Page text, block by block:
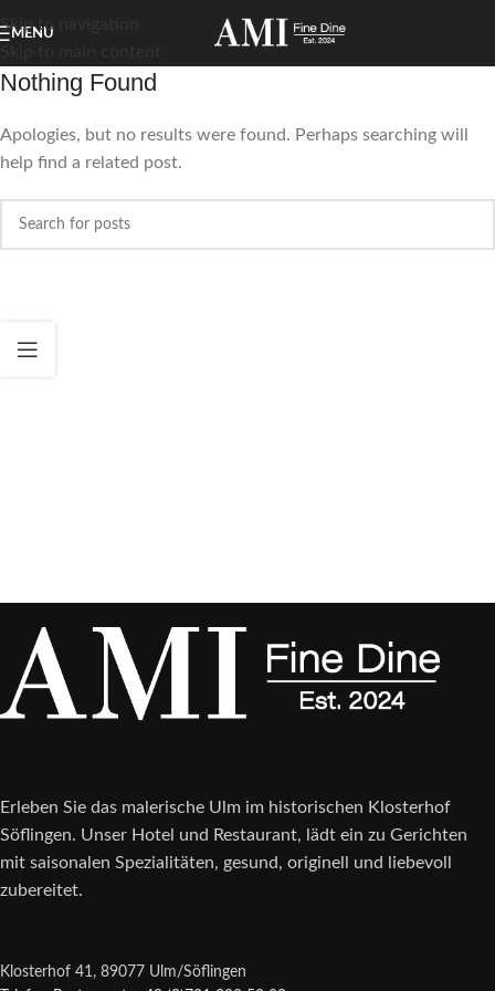
Skip to navigation
MENU
Nothing Found
Apologies, but no results were found. Perhaps searching will
help find a related post.
Erleben Sie das malerische Ulm im historischen Klosterhof
Söflingen. Unser Hotel und Restaurant, lädt ein zu Gerichten
mit saisonalen Spezialitäten, gesund, originell und liebevoll
zubereitet.
Klosterhof 41, 89077 Ulm/Söflingen